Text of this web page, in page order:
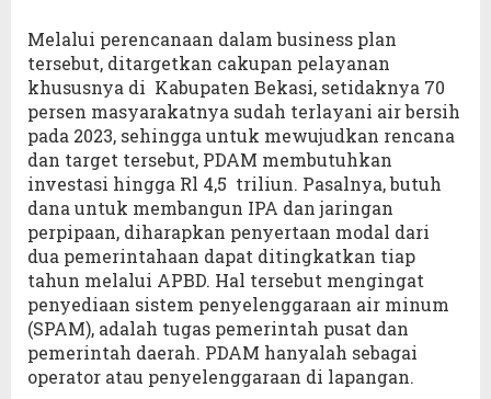
Melalui perencanaan dalam business plan
tersebut, ditargetkan cakupan pelayanan
khususnya di Kabupaten Bekasi, setidaknya 70
persen masyarakatnya sudah terlayani air bersih
pada 2023, sehingga untuk mewujudkan rencana
dan target tersebut, PDAM membutuhkan
investasi hingga Rl 4,5 triliun. Pasalnya, butuh
dana untuk membangun IPA dan jaringan
perpipaan, diharapkan penyertaan modal dari
dua pemerintahaan dapat ditingkatkan tiap
tahun melalui APBD. Hal tersebut mengingat
penyediaan sistem penyelenggaraan air minum
(SPAM), adalah tugas pemerintah pusat dan
pemerintah daerah. PDAM hanyalah sebagai
operator atau penyelenggaraan di lapangan.